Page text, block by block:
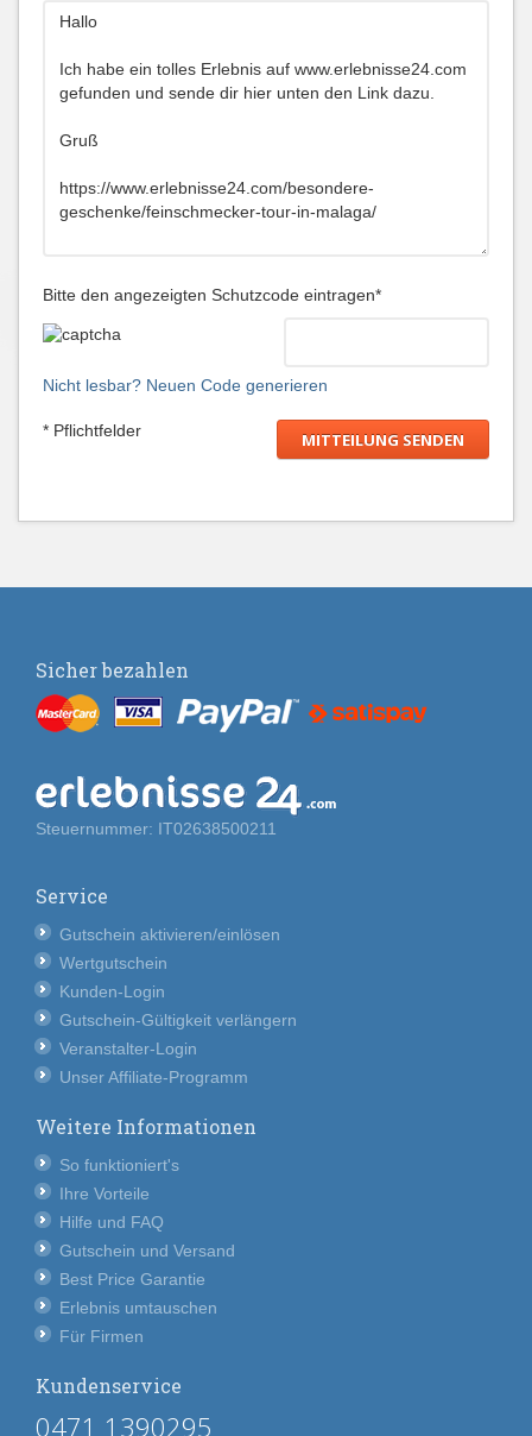
Bitte den angezeigten Schutzcode eintragen*
Nicht lesbar? Neuen Code generieren
* Pflichtfelder
Sicher bezahlen
Steuernummer: IT02638500211
Service
Gutschein aktivieren/einlösen
Wertgutschein
Kunden-Login
Gutschein-Gültigkeit verlängern
Veranstalter-Login
Unser Affiliate-Programm
Weitere Informationen
So funktioniert's
Ihre Vorteile
Hilfe und FAQ
Gutschein und Versand
Best Price Garantie
Erlebnis umtauschen
Für Firmen
Kundenservice
0471 1390295